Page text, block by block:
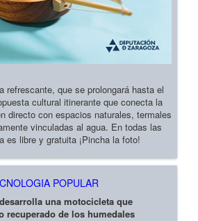
que se prolongará hasta el
cultural itinerante que conecta la
directo con espacios naturales, termales
vinculadas al agua. En todas las
es libre y gratuita ¡Pincha la foto!
POPULAR
una motocicleta que
recuperado de los humedales